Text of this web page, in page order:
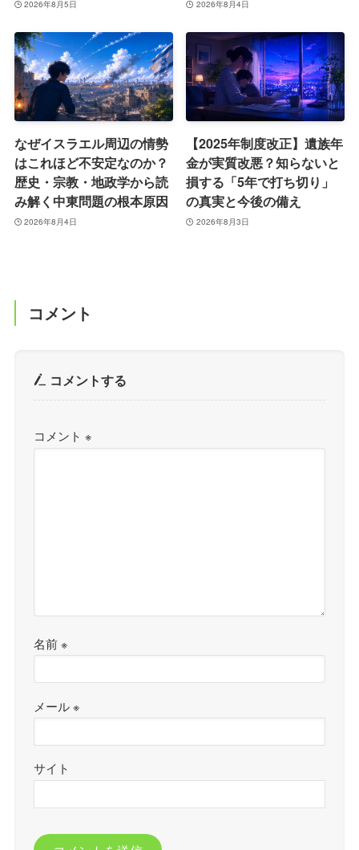
2026年8月5日 2026年8月4日
なぜイスラエル周辺の情勢
はこれほど不安定なのか？
歴史・宗教・地政学から読
み解く中東問題の根本原因
2026年8月4日
【2025年制度改正】遺族年
金が実質改悪？知らないと
損する「5年で打ち切り」
の真実と今後の備え
2026年8月3日
コメント
コメントする
コメント※
名前※
メール※
サイト